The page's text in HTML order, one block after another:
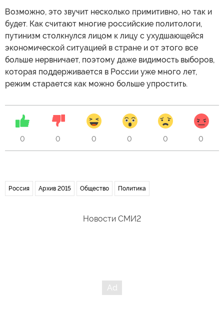
Возможно, это звучит несколько примитивно, но так и
будет. Как считают многие российские политологи,
путинизм столкнулся лицом к лицу с ухудшающейся
экономической ситуацией в стране и от этого все
больше нервничает, поэтому даже видимость выборов,
которая поддерживается в России уже много лет,
режим старается как можно больше упростить.
0 0 0 0 0 0
Россия Архив 2015 Общество Политика
Новости СМИ2